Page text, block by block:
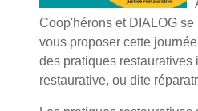
Coop'hérons et DIALOG
vous proposer cette
des pratiques restauratives
restaurative, ou dite